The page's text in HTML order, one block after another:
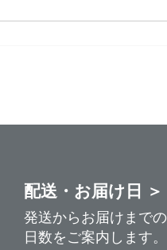
配送・お届け日 ＞
発送からお届けまでの
日数をご案内します。